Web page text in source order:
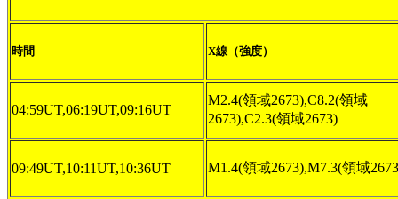
時間 X線（強度）
04:59UT,06:19UT,09:16UT
M2.4(領域2673),C8.2(領域
2673),C2.3(領域2673)
09:49UT,10:11UT,10:36UT M1.4(領域2673),M7.3(領域